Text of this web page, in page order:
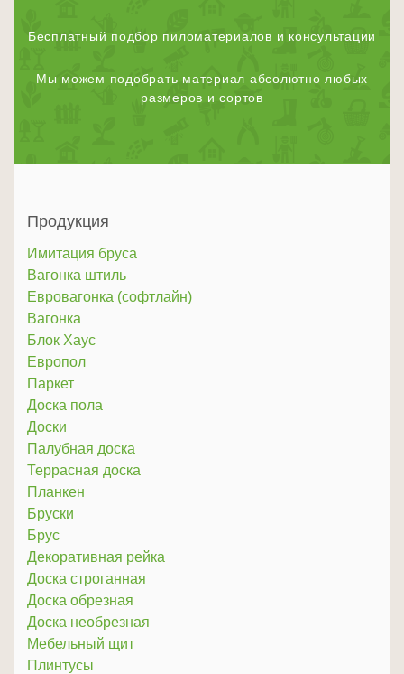
Бесплатный подбор пиломатериалов и консультации
Мы можем подобрать материал абсолютно любых
размеров и сортов
Продукция
Имитация бруса
Вагонка штиль
Евровагонка (софтлайн)
Вагонка
Блок Хаус
Европол
Паркет
Доска пола
Доски
Палубная доска
Террасная доска
Планкен
Бруски
Брус
Декоративная рейка
Доска строганная
Доска обрезная
Доска необрезная
Мебельный щит
Плинтусы